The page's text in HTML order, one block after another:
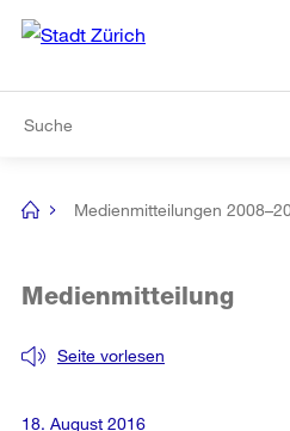
Navigation
[no
Medienmitteilungen
Seite vorlesen
Medienmitteilung
18. August 2016